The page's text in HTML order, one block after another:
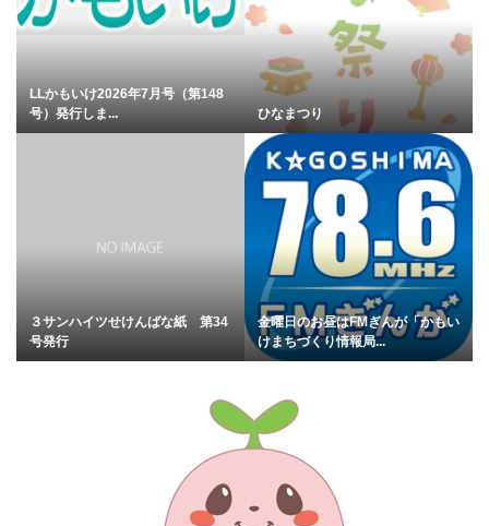
LLかもいけ2026年7月号（第148
号）発行しま...
ひなまつり
３サンハイツせけんばな紙 第34
号発行
金曜日のお昼はFMぎんが「かもい
けまちづくり情報局...